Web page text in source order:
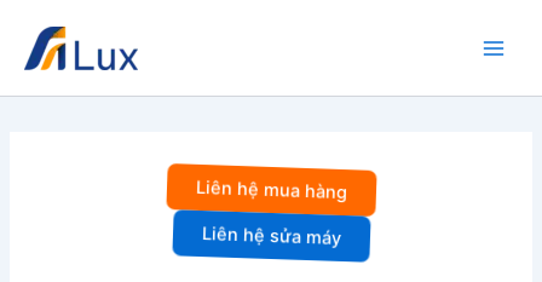
dung
Liên hệ mua hàng
Liên hệ sửa máy